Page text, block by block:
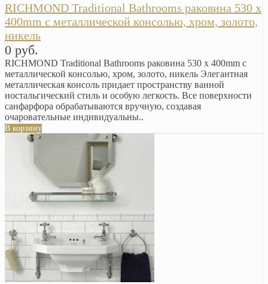
RICHMOND Traditional Bathrooms раковина 530 x
400mm с металлической консолью, хром, золото,
никель
0 руб.
RICHMOND Traditional Bathrooms раковина 530 x 400mm с
металлической консолью, хром, золото, никель Элегантная
металлическая консоль придает пространству ванной
ностальгический стиль и особую легкость. Все поверхности
санфарфора обрабатываются вручную, создавая
очаровательные индивидуальны..
В корзину